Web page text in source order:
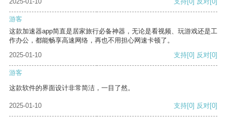
游客
这款加速器app简直是居家旅行必备神器，无论是看视频、玩游戏还是工
作办公，都能畅享高速网络，再也不用担心网速卡顿了。
2025-01-10
支持[0] 反对[0]
游客
这款软件的界面设计非常简洁，一目了然。
2025-01-10 支持[0] 反对[0]